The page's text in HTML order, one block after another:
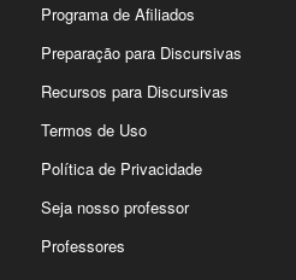
Programa de Afiliados
Preparação para Discursivas
Recursos para Discursivas
Termos de Uso
Política de Privacidade
Seja nosso professor
Professores